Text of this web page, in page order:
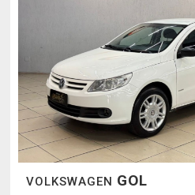
VOLKSWAGEN GOL